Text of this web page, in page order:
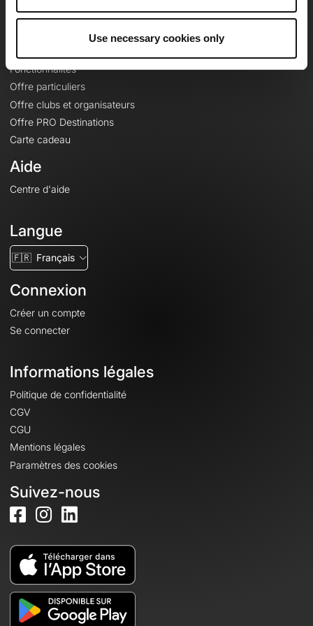
Use necessary cookies only
Fonctionnalités
Offre particuliers
Offre clubs et organisateurs
Offre PRO Destinations
Carte cadeau
Aide
Centre d'aide
Langue
🇫🇷 Français
Connexion
Créer un compte
Se connecter
Informations légales
Politique de confidentialité
CGV
CGU
Mentions légales
Paramètres des cookies
Suivez-nous